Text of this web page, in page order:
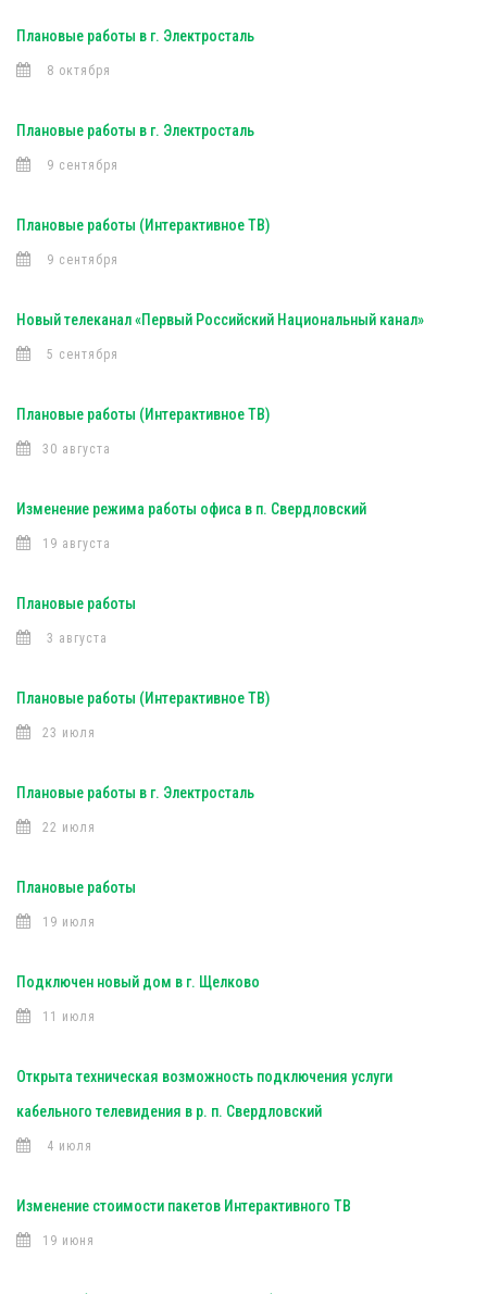
Плановые работы в г. Электросталь
8 октября
Плановые работы в г. Электросталь
9 сентября
Плановые работы (Интерактивное ТВ)
9 сентября
Новый телеканал «Первый Российский Национальный канал»
5 сентября
Плановые работы (Интерактивное ТВ)
30 августа
Изменение режима работы офиса в п. Свердловский
19 августа
Плановые работы
3 августа
Плановые работы (Интерактивное ТВ)
23 июля
Плановые работы в г. Электросталь
22 июля
Плановые работы
19 июля
Подключен новый дом в г. Щелково
11 июля
Открыта техническая возможность подключения услуги
кабельного телевидения в р. п. Свердловский
4 июля
Изменение стоимости пакетов Интерактивного ТВ
19 июня